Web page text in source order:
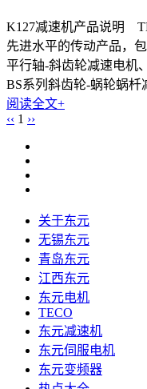
K127减速机产品说明
先进水平的传动产品，
平行轴-斜齿轮减速电机
BS系列斜齿轮-蜗轮蜗
阅读全文+
‹‹ 1 ››
关于东元
无锡东元
青岛东元
江西东元
东元电机
TECO
东元减速机
东元伺服电机
东元变频器